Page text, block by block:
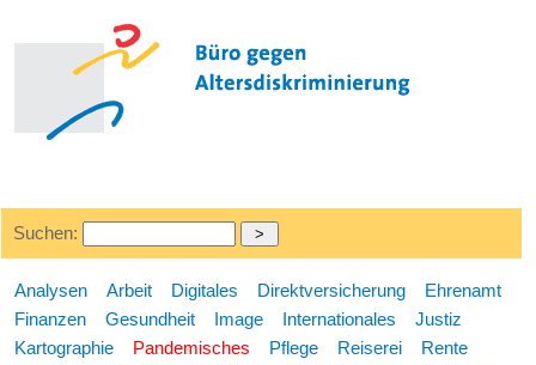
Suchen:
Analysen Arbeit Digitales Direktversicherung
Ehrenamt
Finanzen
Gesundheit Image Internationales
Justiz
Kartographie
Pandemisches Pflege Reiserei
Rente